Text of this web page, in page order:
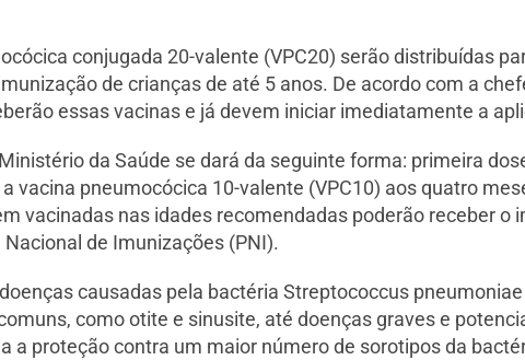
conjugada 20-valente (VPC20) serão distribuídas
de crianças de até 5 anos. De acordo com a
essas vacinas e já devem iniciar imediatamente a
da Saúde se dará da seguinte forma: primeira
vacina pneumocócica 10-valente (VPC10) aos quatro
vacinadas nas idades recomendadas poderão receber o
de Imunizações (PNI).
causadas pela bactéria Streptococcus
como otite e sinusite, até doenças graves e
a proteção contra um maior número de sorotipos da